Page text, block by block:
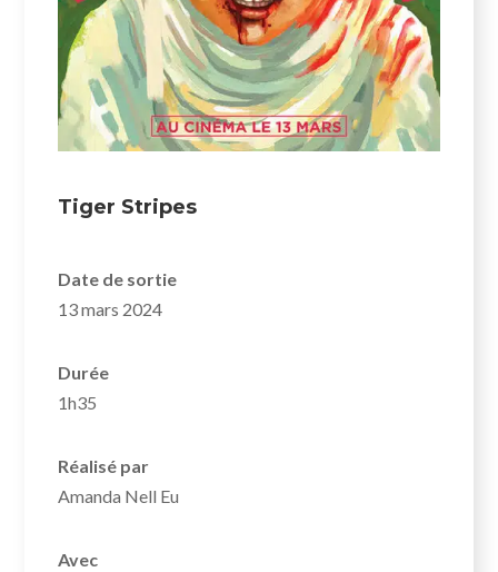
Tiger Stripes
Date de sortie
13 mars 2024
Durée
1h35
Réalisé par
Amanda Nell Eu
Avec